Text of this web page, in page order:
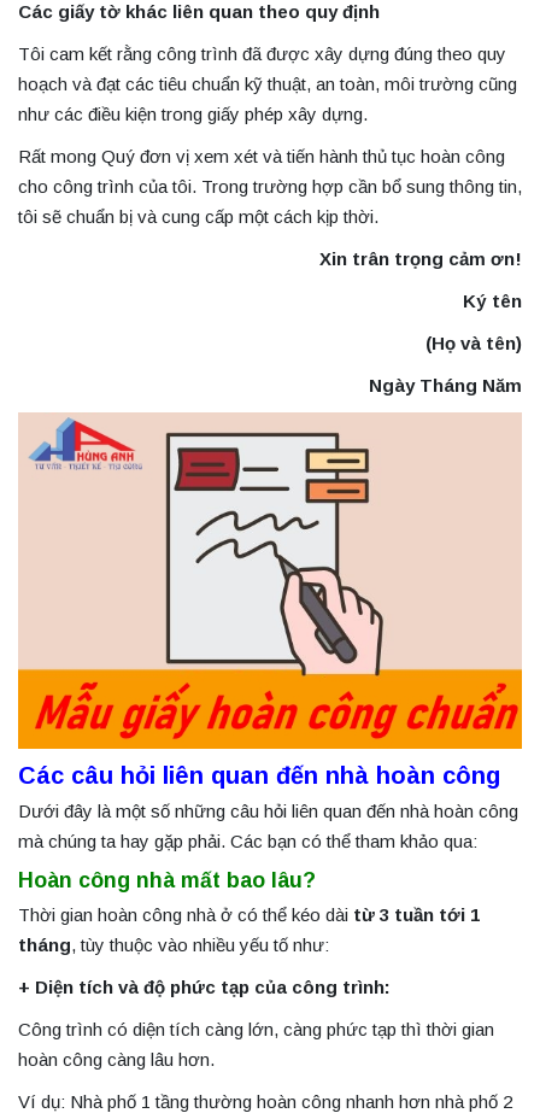
Các giấy tờ khác liên quan theo quy định
Tôi cam kết rằng công trình đã được xây dựng đúng theo quy
hoạch và đạt các tiêu chuẩn kỹ thuật, an toàn, môi trường cũng
như các điều kiện trong giấy phép xây dựng.
Rất mong Quý đơn vị xem xét và tiến hành thủ tục hoàn công
cho công trình của tôi. Trong trường hợp cần bổ sung thông tin,
tôi sẽ chuẩn bị và cung cấp một cách kịp thời.
Xin trân trọng cảm ơn!
Ký tên
(Họ và tên)
Ngày Tháng Năm
Các câu hỏi liên quan đến nhà hoàn công
Dưới đây là một số những câu hỏi liên quan đến nhà hoàn công
mà chúng ta hay gặp phải. Các bạn có thể tham khảo qua:
Hoàn công nhà mất bao lâu?
Thời gian hoàn công nhà ở có thể kéo dài từ 3 tuần tới 1
tháng, tùy thuộc vào nhiều yếu tố như:
+ Diện tích và độ phức tạp của công trình:
Công trình có diện tích càng lớn, càng phức tạp thì thời gian
hoàn công càng lâu hơn.
Ví dụ: Nhà phố 1 tầng thường hoàn công nhanh hơn nhà phố 2